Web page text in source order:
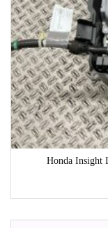
Honda Insight